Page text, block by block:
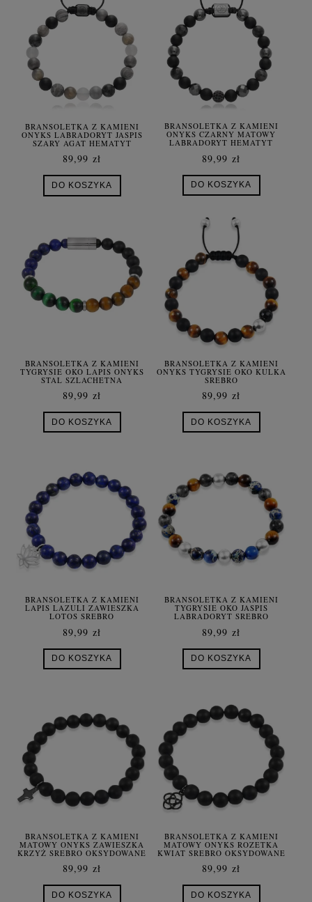
BRANSOLETKA Z KAMIENI
ONYKS LABRADORYT JASPIS
SZARY AGAT HEMATYT
89,99 zł
DO KOSZYKA
BRANSOLETKA Z KAMIENI
ONYKS CZARNY MATOWY
LABRADORYT HEMATYT
89,99 zł
DO KOSZYKA
BRANSOLETKA Z KAMIENI
TYGRYSIE OKO LAPIS ONYKS
STAL SZLACHETNA
89,99 zł
DO KOSZYKA
BRANSOLETKA Z KAMIENI
ONYKS TYGRYSIE OKO KULKA
SREBRO
89,99 zł
DO KOSZYKA
BRANSOLETKA Z KAMIENI
LAPIS LAZULI ZAWIESZKA
LOTOS SREBRO
89,99 zł
DO KOSZYKA
BRANSOLETKA Z KAMIENI
TYGRYSIE OKO JASPIS
LABRADORYT SREBRO
89,99 zł
DO KOSZYKA
BRANSOLETKA Z KAMIENI
MATOWY ONYKS ZAWIESZKA
KRZYŻ SREBRO OKSYDOWANE
89,99 zł
DO KOSZYKA
BRANSOLETKA Z KAMIENI
MATOWY ONYKS ROZETKA
KWIAT SREBRO OKSYDOWANE
89,99 zł
DO KOSZYKA